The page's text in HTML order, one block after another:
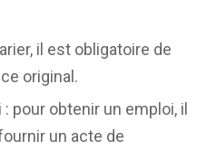
il est obligatoire de
original.
: pour obtenir un emploi, il
un acte de